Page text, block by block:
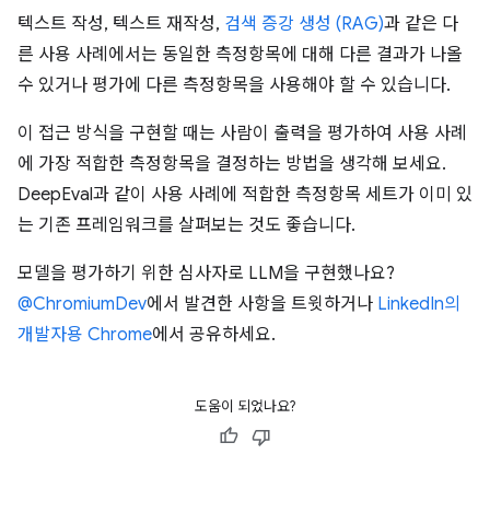
텍스트 작성, 텍스트 재작성, 검색 증강 생성 (RAG)과 같은 다
른 사용 사례에서는 동일한 측정항목에 대해 다른 결과가 나올
수 있거나 평가에 다른 측정항목을 사용해야 할 수 있습니다.
이 접근 방식을 구현할 때는 사람이 출력을 평가하여 사용 사례
에 가장 적합한 측정항목을 결정하는 방법을 생각해 보세요.
DeepEval과 같이 사용 사례에 적합한 측정항목 세트가 이미 있
는 기존 프레임워크를 살펴보는 것도 좋습니다.
모델을 평가하기 위한 심사자로 LLM을 구현했나요?
@ChromiumDev에서 발견한 사항을 트윗하거나 LinkedIn의
개발자용 Chrome에서 공유하세요.
도움이 되었나요?